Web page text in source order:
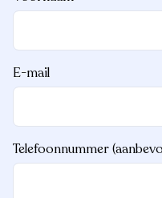
E-mail
Telefoonnummer